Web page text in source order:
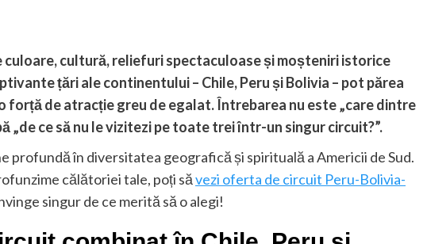
culoare, cultură, reliefuri spectaculoase și moșteniri istorice
țări ale continentului – Chile, Peru și Bolivia – pot părea
forță de atracție greu de egalat. Întrebarea nu este „care dintre
„de ce să nu le vizitezi pe toate trei într-un singur circuit?”.
profundă în diversitatea geografică și spirituală a Americii de Sud.
călătoriei tale, poți săvezi oferta de circuit Peru-Bolivia-
singur de ce merită să o alegi!